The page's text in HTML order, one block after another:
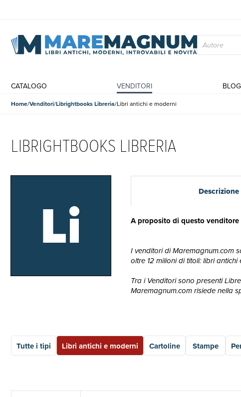
CATALOGO VENDITORI BLOG
Home Venditori Librightbooks Libreria Libri antichi e moderni
LIBRIGHTBOOKS LIBRERIA
Li Descrizione
A proposito di questo venditore
I venditori di Maremagnum.com
oltre 12 milioni di titoli: libri
Tra i Venditori sono presenti
Maremagnum.com risiede nella
Tutte i tipi Libri antichi e moderni Cartoline Stampe